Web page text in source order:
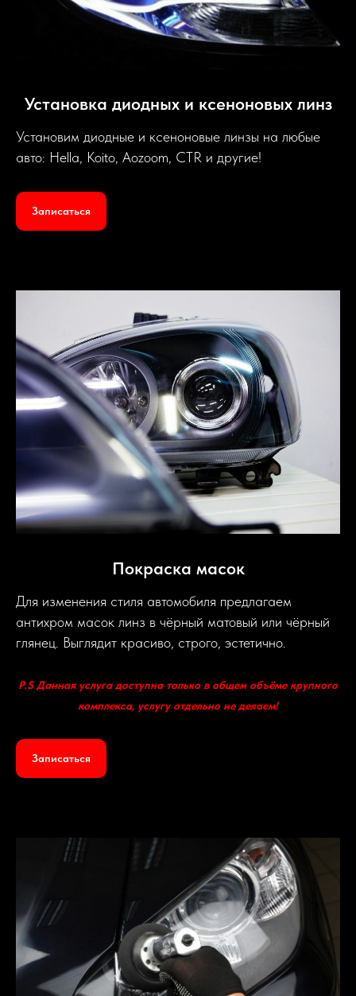
Установка диодных и ксеноновых линз
Установим диодные и ксеноновые линзы на любые
авто: Hella, Koito, Aozoom, CTR и другие!
Записаться
Покраска масок
Для изменения стиля автомобиля предлагаем
антихром масок линз в чёрный матовый или чёрный
глянец. Выглядит красиво, строго, эстетично.
P.S Данная услуга доступна только в общем объёме крупного
комплекса, услугу отдельно не делаем!
Записаться